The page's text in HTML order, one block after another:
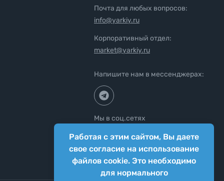
Работая с этим сайтом, Вы даете
свое согласие на использование
файлов cookie. Это необходимо
для нормального
Почта для любых вопросов:
info@yarkiy.ru
Корпоративный отдел:
market@yarkiy.ru
Напишите нам в мессенджерах:
Мы в соц.сетях